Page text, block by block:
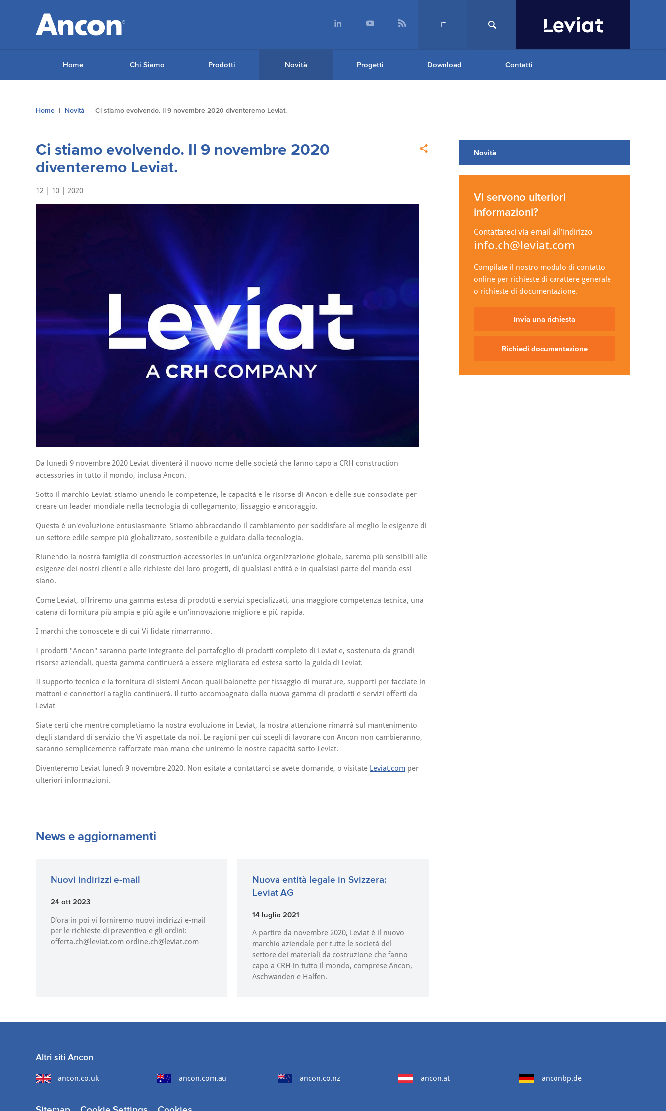
IT
Home Chi Siamo Prodotti Novità Progetti Download Contatti
Tu
Home Novità Ci stiamo evolvendo. Il 9 novembre 2020 diventeremo Leviat.
Ci stiamo evolvendo. Il 9 novembre 2020
diventeremo Leviat.
12 | 10 | 2020
Da lunedì 9 novembre 2020 Leviat diventerà il nuovo nome delle società che fanno capo a CRH construction
accessories in tutto il mondo, inclusa Ancon.
Sotto il marchio Leviat, stiamo unendo le competenze, le capacità e le risorse di Ancon e delle sue consociate per
creare un leader mondiale nella tecnologia di collegamento, fissaggio e ancoraggio.
Questa è un'evoluzione entusiasmante. Stiamo abbracciando il cambiamento per soddisfare al meglio le esigenze di
un settore edile sempre più globalizzato, sostenibile e guidato dalla tecnologia.
Riunendo la nostra famiglia di construction accessories in un'unica organizzazione globale, saremo più sensibili alle
esigenze dei nostri clienti e alle richieste dei loro progetti, di qualsiasi entità e in qualsiasi parte del mondo essi
siano.
Come Leviat, offriremo una gamma estesa di prodotti e servizi specializzati, una maggiore competenza tecnica, una
catena di fornitura più ampia e più agile e un'innovazione migliore e più rapida.
I marchi che conoscete e di cui Vi fidate rimarranno.
I prodotti "Ancon" saranno parte integrante del portafoglio di prodotti completo di Leviat e, sostenuto da grandi
risorse aziendali, questa gamma continuerà a essere migliorata ed estesa sotto la guida di Leviat.
Il supporto tecnico e la fornitura di sistemi Ancon quali baionette per fissaggio di murature, supporti per facciate in
mattoni e connettori a taglio continuerà. Il tutto accompagnato dalla nuova gamma di prodotti e servizi offerti da
Leviat.
Siate certi che mentre completiamo la nostra evoluzione in Leviat, la nostra attenzione rimarrà sul mantenimento
degli standard di servizio che Vi aspettate da noi. Le ragioni per cui scegli di lavorare con Ancon non cambieranno,
saranno semplicemente rafforzate man mano che uniremo le nostre capacità sotto Leviat.
Diventeremo Leviat lunedì 9 novembre 2020. Non esitate a contattarci se avete domande, o visitate Leviat.com per
ulteriori informazioni.
News e aggiornamenti
Nuovi indirizzi e-mail
24 ott 2023
D'ora in poi vi forniremo nuovi indirizzi e-mail
per le richieste di preventivo e gli ordini:
offerta.ch@leviat.com ordine.ch@leviat.com
Nuova entità legale in Svizzera:
Leviat AG
14 luglio 2021
A partire da novembre 2020, Leviat è il nuovo
marchio aziendale per tutte le società del
settore dei materiali da costruzione che fanno
capo a CRH in tutto il mondo, comprese Ancon,
Aschwanden e Halfen.
Novità
Vi servono ulteriori
informazioni?
Contattateci via email all'indirizzo
info.ch@leviat.com
Compilate il nostro modulo di contatto
online per richieste di carattere generale
o richieste di documentazione.
Invia una richiesta
Richiedi documentazione
Altri siti Ancon
ancon.co.uk ancon.com.au ancon.co.nz ancon.at anconbp.de